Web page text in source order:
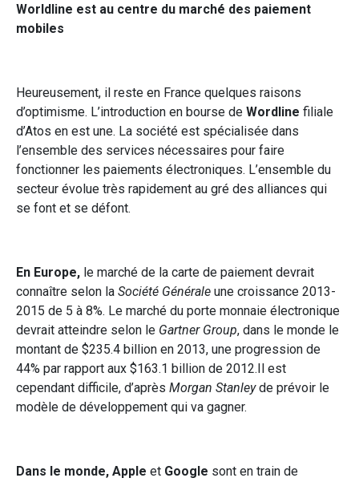
Worldline est au centre du marché des paiement
mobiles
Heureusement, il reste en France quelques raisons
d’optimisme. L’introduction en bourse de Wordline filiale
d’Atos en est une. La société est spécialisée dans
l’ensemble des services nécessaires pour faire
fonctionner les paiements électroniques. L’ensemble du
secteur évolue très rapidement au gré des alliances qui
se font et se défont.
En Europe, le marché de la carte de paiement devrait
connaître selon la Société Générale une croissance 2013-
2015 de 5 à 8%. Le marché du porte monnaie électronique
devrait atteindre selon le Gartner Group, dans le monde le
montant de $235.4 billion en 2013, une progression de
44% par rapport aux $163.1 billion de 2012.Il est
cependant difficile, d’après Morgan Stanleyde prévoir le
modèle de développement qui va gagner.
Dans le monde, Apple et Google sont en train de